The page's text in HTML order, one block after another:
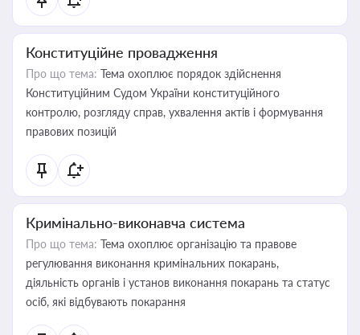
Конституційне провадження
Про що тема: Тема охоплює порядок здійснення
Конституційним Судом України конституційного
контролю, розгляду справ, ухвалення актів і формування
правових позицій
Кримінально-виконавча система
Про що тема: Тема охоплює організацію та правове
регулювання виконання кримінальних покарань,
діяльність органів і установ виконання покарань та статус
осіб, які відбувають покарання